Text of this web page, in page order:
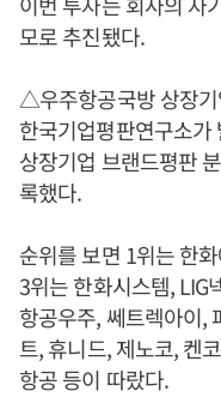
모로 추진됐다.
△우주항공국방 상장
한국기업평판연구소
상장기업 브랜드평판
록했다.
순위를 보면 1위는 한
3위는 한화시스템, LIG
항공우주, 쎄트렉아이,
트, 휴니드, 제노코, 켄
항공 등이 따랐다.